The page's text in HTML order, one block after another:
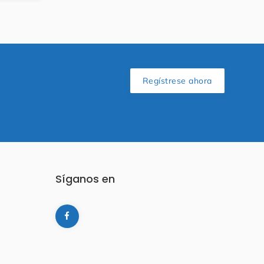
Regístrese ahora
Síganos en